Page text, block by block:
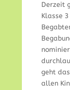
Derzeit
Klasse
geht
allen